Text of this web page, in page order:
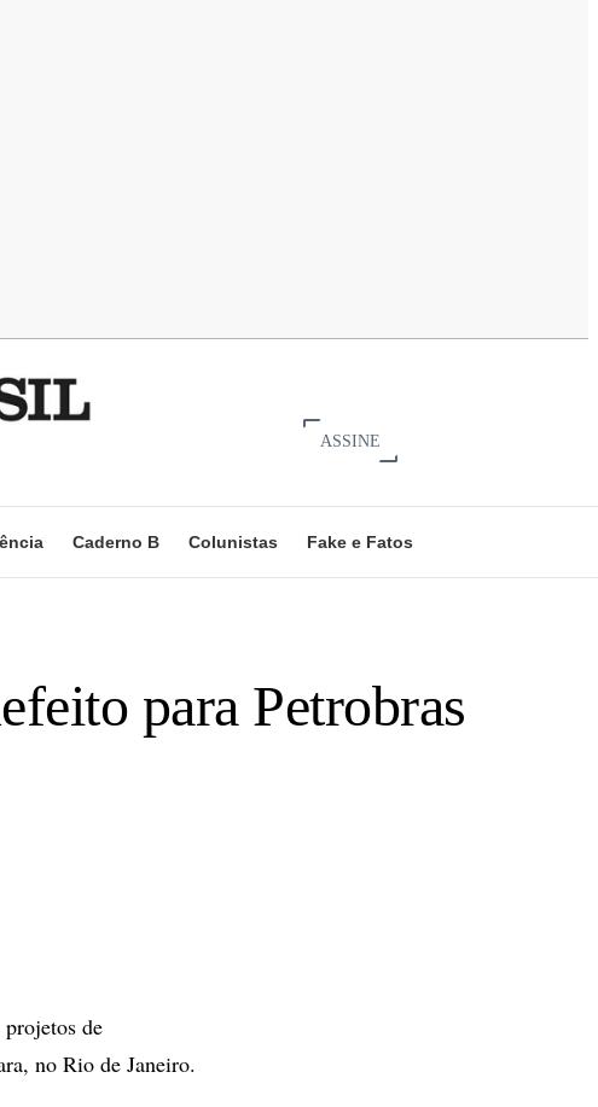
ASSINE
Caderno B Colunistas Fake e Fatos
para Petrobras
de
no Rio de Janeiro.